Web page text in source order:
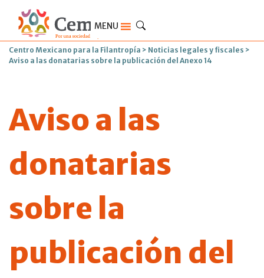
MENU
Centro Mexicano para la Filantropía > Noticias legales y fiscales >
Aviso a las donatarias sobre la publicación del Anexo 14
Aviso a las
donatarias
sobre la
publicación del